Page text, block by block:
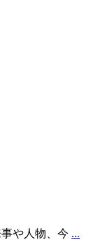
や人物、今 ...